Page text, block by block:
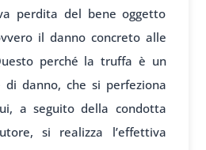
perdita del bene oggetto
il danno concreto alle
perché la truffa è un
danno, che si perfeziona
a seguito della condotta
si realizza l’effettiva